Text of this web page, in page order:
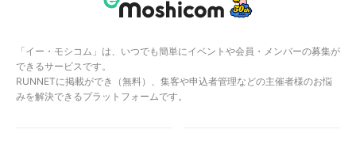
「イー・モシコム」は、いつでも簡単にイベントや会員・メンバーの募集が
できるサービスです。
RUNNETに掲載ができ（無料）、集客や申込者管理などの主催者様のお悩
みを解決できるプラットフォームです。